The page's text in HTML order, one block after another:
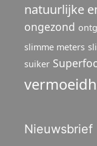
natuurlijke
ongezond
slimme meters
suiker
Nieuwsbrief